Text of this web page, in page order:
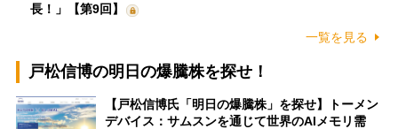
長！」【第9回】
一覧を見る
戸松信博の明日の爆騰株を探せ！
【戸松信博氏「明日の爆騰株」を探せ】トーメン
デバイス：サムスンを通じて世界のAIメモリ需